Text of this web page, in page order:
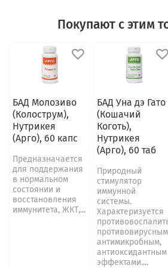
Покупают с этим
БАД Молозиво
(Колострум),
Нутрикея
(Арго), 60 капс
Предназначается
для поддержания
в нормальном
состоянии и
восстановления
иммунитета, ЖКТ,...
БАД Уна дэ Гато
(Кошачий
Коготь),
Нутрикея
(Арго), 60 таб
Природный
стимулятор
иммунной
системы.
Характеризуется
антимикробным,
антиоксидантным
эффектами....